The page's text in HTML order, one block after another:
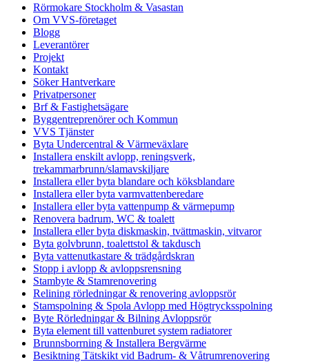
Rörmokare Stockholm & Vasastan
Om VVS-företaget
Blogg
Leverantörer
Projekt
Kontakt
Söker Hantverkare
Privatpersoner
Brf & Fastighetsägare
Byggentreprenörer och Kommun
VVS Tjänster
Byta Undercentral & Värmeväxlare
Installera enskilt avlopp, reningsverk,
trekammarbrunn/slamavskiljare
Installera eller byta blandare och köksblandare
Installera eller byta varmvattenberedare
Installera eller byta vattenpump & värmepump
Renovera badrum, WC & toalett
Installera eller byta diskmaskin, tvättmaskin, vitvaror
Byta golvbrunn, toalettstol & takdusch
Byta vattenutkastare & trädgårdskran
Stopp i avlopp & avloppsrensning
Stambyte & Stamrenovering
Relining rörledningar & renovering avloppsrör
Stamspolning & Spola Avlopp med Högtrycksspolning
Byte Rörledningar & Bilning Avloppsrör
Byta element till vattenburet system radiatorer
Brunnsborrning & Installera Bergvärme
Besiktning Tätskikt vid Badrum- & Våtrumrenovering